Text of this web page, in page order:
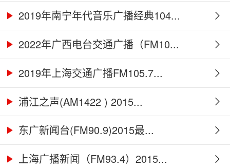
2019年南宁年代音乐广播经典104...
2022年广西电台交通广播（FM10...
2019年上海交通广播FM105.7...
浦江之声(AM1422 ) 2015...
东广新闻台(FM90.9)2015最...
上海广播新闻（FM93.4）2015...